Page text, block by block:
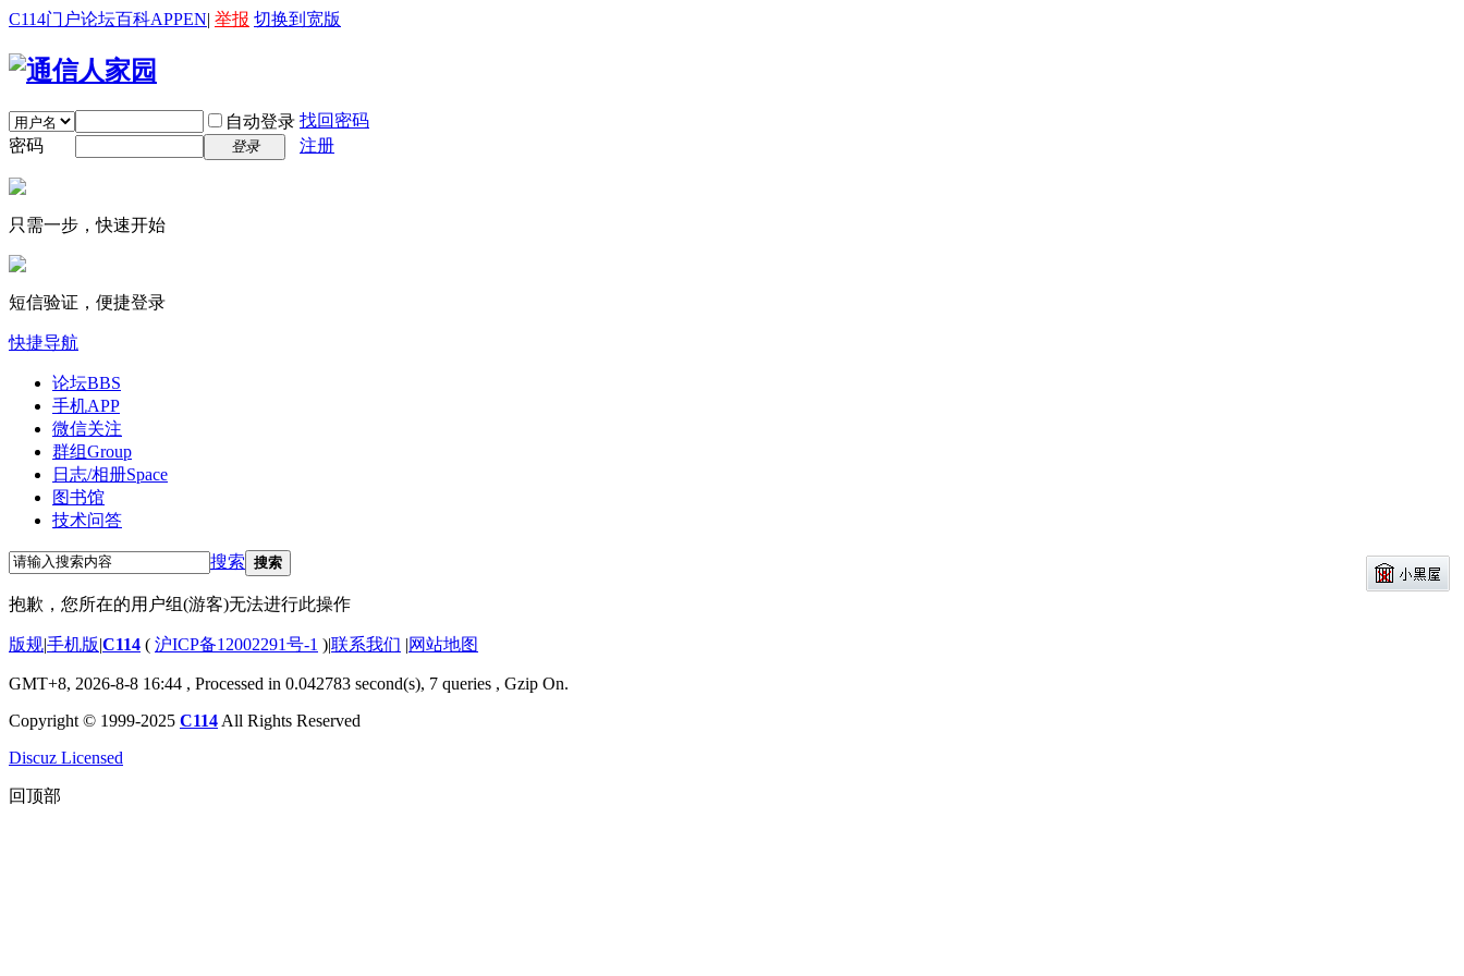
C114门户论坛百科APPEN| 举报 切换到宽版
自动登录 找回密码
密码
登录 注册
只需一步，快速开始
短信验证，便捷登录
快捷导航
论坛BBS
手机APP
微信关注
群组Group
日志/相册Space
图书馆
技术问答
搜索 搜索
抱歉，您所在的用户组(游客)无法进行此操作
版规|手机版|C114 ( 沪ICP备12002291号-1 )|联系我们 |网站地图
GMT+8, 2026-8-8 16:44 , Processed in 0.042783 second(s), 7 queries , Gzip On.
Copyright © 1999-2025 C114 All Rights Reserved
Discuz Licensed
回顶部